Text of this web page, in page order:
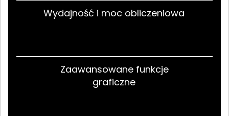
Wydajność i moc obliczeniowa
Zaawansowane funkcje
graficzne